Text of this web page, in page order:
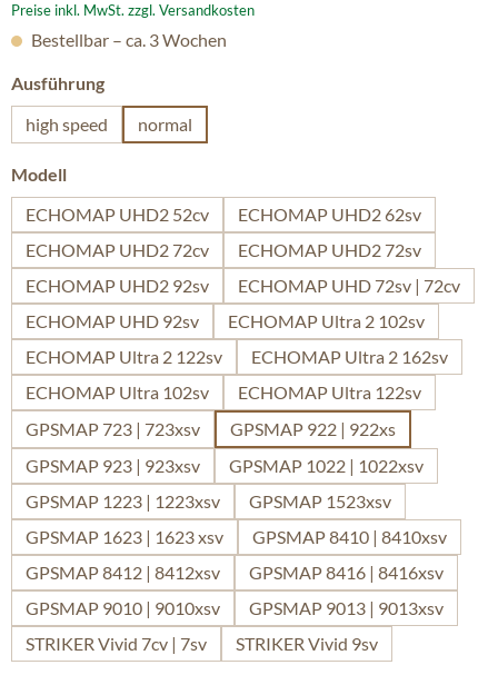
Preise inkl. MwSt. zzgl. Versandkosten
Bestellbar – ca. 3 Wochen
Ausführungauswählen
high speed
normal
Modellauswählen
ECHOMAP UHD2 52cv
ECHOMAP UHD2 62sv
ECHOMAP UHD2 72cv
ECHOMAP UHD2 72sv
ECHOMAP UHD2 92sv
ECHOMAP UHD 72sv | 72cv
ECHOMAP UHD 92sv
ECHOMAP Ultra 2 102sv
ECHOMAP Ultra 2 122sv
ECHOMAP Ultra 2 162sv
ECHOMAP Ultra 102sv
ECHOMAP Ultra 122sv
GPSMAP 723 | 723xsv
GPSMAP 922 | 922xs
GPSMAP 923 | 923xsv
GPSMAP 1022 | 1022xsv
GPSMAP 1223 | 1223xsv
GPSMAP 1523xsv
GPSMAP 1623 | 1623 xsv
GPSMAP 8410 | 8410xsv
GPSMAP 8412 | 8412xsv
GPSMAP 8416 | 8416xsv
GPSMAP 9010 | 9010xsv
GPSMAP 9013 | 9013xsv
STRIKER Vivid 7cv | 7sv
STRIKER Vivid 9sv